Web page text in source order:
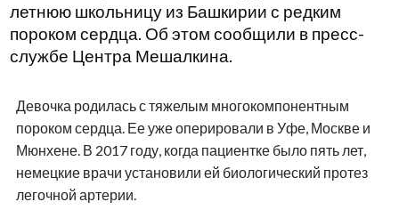
летнюю школьницу из Башкирии с редким
пороком сердца. Об этом сообщили в пресс-
службе Центра Мешалкина.
Девочка родилась с тяжелым многокомпонентным
пороком сердца. Ее уже оперировали в Уфе, Москве и
Мюнхене. В 2017 году, когда пациентке было пять лет,
немецкие врачи установили ей биологический протез
легочной артерии.